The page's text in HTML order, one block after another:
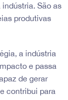
São as
produtivas
a indústria
e passa
de gerar
contribui para